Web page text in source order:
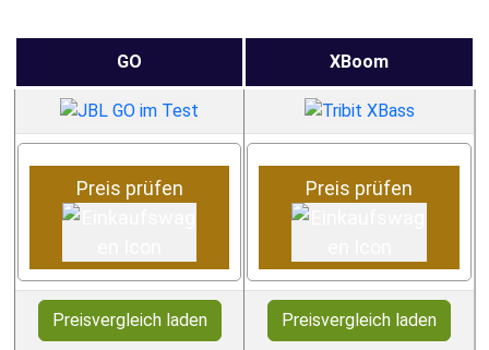
GO XBoom
Preis prüfen Preis prüfen
Preisvergleich laden Preisvergleich laden